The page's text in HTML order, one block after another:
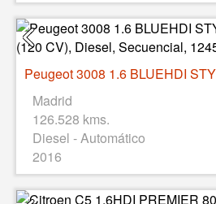
Madrid
126.528 kms.
Diesel - Automático
2016